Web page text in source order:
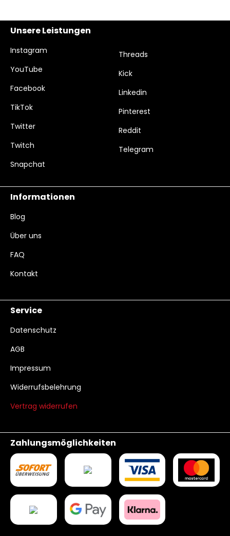
Unsere Leistungen
Instagram
YouTube
Facebook
TikTok
Twitter
Twitch
Snapchat
Threads
Kick
Linkedin
Pinterest
Reddit
Telegram
Informationen
Blog
Über uns
FAQ
Kontakt
Service
Datenschutz
AGB
Impressum
Widerrufsbelehrung
Vertrag widerrufen
Zahlungsmöglichkeiten